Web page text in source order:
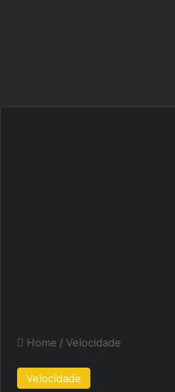
Home / Velocidade
Velocidade